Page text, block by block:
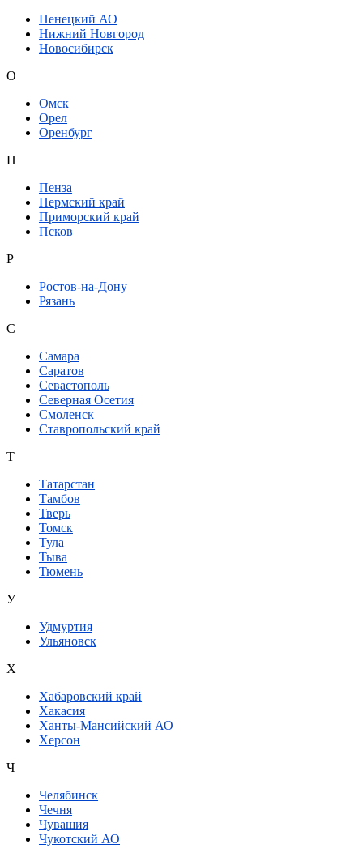
Ненецкий АО
Нижний Новгород
Новосибирск
О
Омск
Орел
Оренбург
П
Пенза
Пермский край
Приморский край
Псков
Р
Ростов-на-Дону
Рязань
С
Самара
Саратов
Севастополь
Северная Осетия
Смоленск
Ставропольский край
Т
Татарстан
Тамбов
Тверь
Томск
Тула
Тыва
Тюмень
У
Удмуртия
Ульяновск
Х
Хабаровский край
Хакасия
Ханты-Мансийский АО
Херсон
Ч
Челябинск
Чечня
Чувашия
Чукотский АО